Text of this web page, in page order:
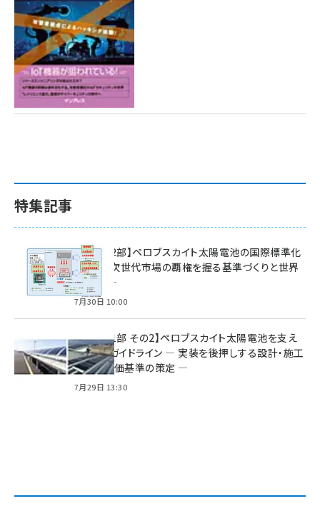
特集記事
特集【第2部】ペロブスカイト太陽電池の国際標準化
戦略 ― 次世代市場の覇権を握る基準づくりと世界
の動向 ―
7月30日 10:00
特集【第1部 その2】ペロブスカイト太陽電池を支え
る2つのガイドライン ― 実装を後押しする設計・施工
方針と評価基準の策定 ―
7月29日 13:30